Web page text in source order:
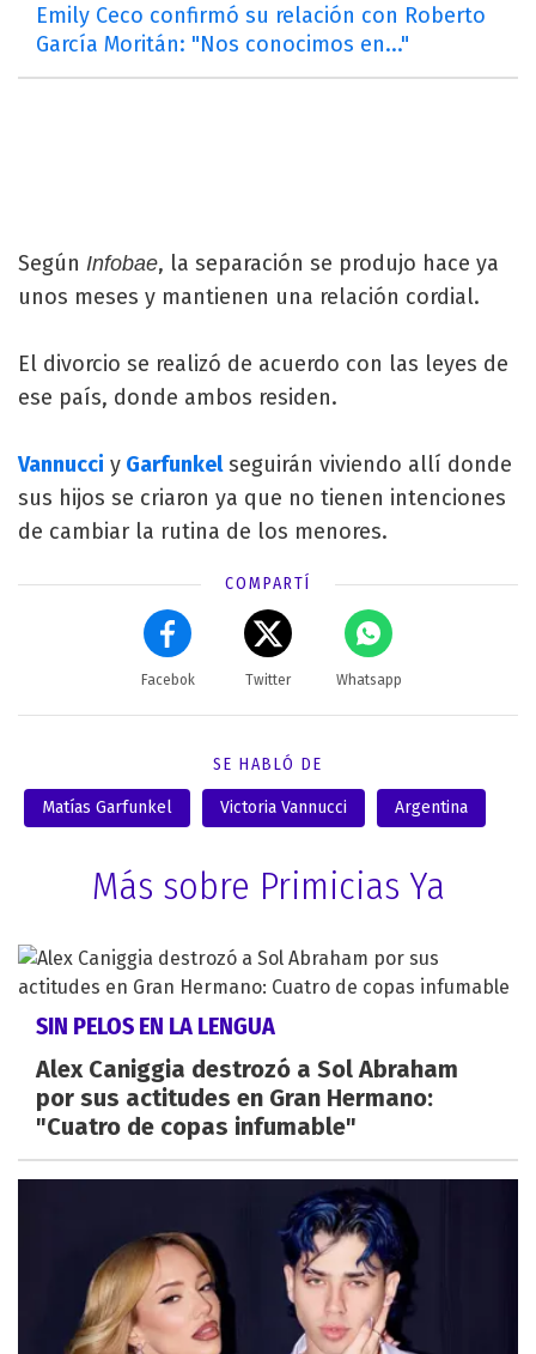
Emily Ceco confirmó su relación con Roberto
García Moritán: "Nos conocimos en..."
Según Infobae, la separación se produjo hace ya
unos meses y mantienen una relación cordial.
El divorcio se realizó de acuerdo con las leyes de
ese país, donde ambos residen.
Vannucci y Garfunkelseguirán viviendo allí donde
sus hijos se criaron ya que no tienen intenciones
de cambiar la rutina de los menores.
COMPARTÍ
Facebok Twitter Whatsapp
SE HABLÓ DE
Matías Garfunkel Victoria Vannucci Argentina
Más sobre Primicias Ya
SIN PELOS EN LA LENGUA
Alex Caniggia destrozó a Sol Abraham
por sus actitudes en Gran Hermano:
"Cuatro de copas infumable"